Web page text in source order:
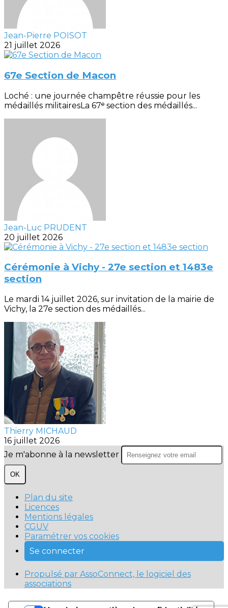
Jean-Pierre POISOT
21 juillet 2026
67e Section de Macon
Loché : une journée champêtre réussie pour les
médaillés militairesLa 67ᵉ section des médaillés...
Jean-Luc PRUDENT
20 juillet 2026
Cérémonie à Vichy - 27e section et 1483e
section
Le mardi 14 juillet 2026, sur invitation de la mairie de
Vichy, la 27e section des médaillés...
Thierry MICHAUD
16 juillet 2026
Je m'abonne à la newsletter
OK
Plan du site
Licences
Mentions légales
CGUV
Paramétrer vos cookies
Se connecter
Propulsé par AssoConnect, le logiciel des
associations